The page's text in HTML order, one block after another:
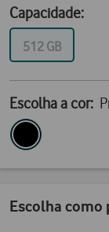
Capacidade:
512 GBGB
Escolha a cor:
Escolha como